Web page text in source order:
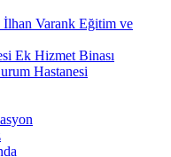
İlhan Varank Eğitim ve
Ek Hizmet Binası
Hastanesi